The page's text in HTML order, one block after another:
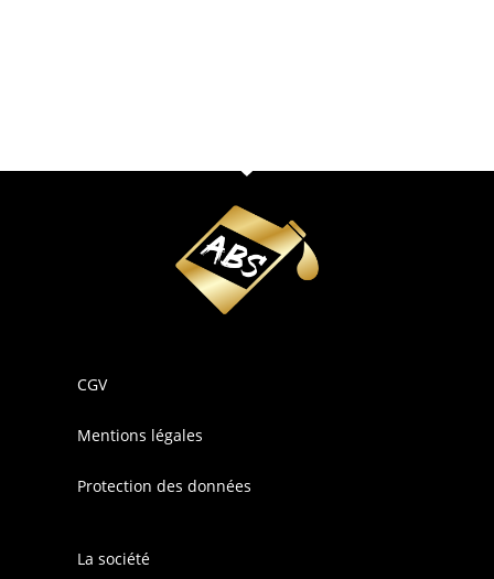
CGV
Mentions légales
Protection des données
La société